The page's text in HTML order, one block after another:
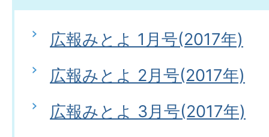
広報みとよ 1月号(2017年)
広報みとよ 2月号(2017年)
広報みとよ 3月号(2017年)